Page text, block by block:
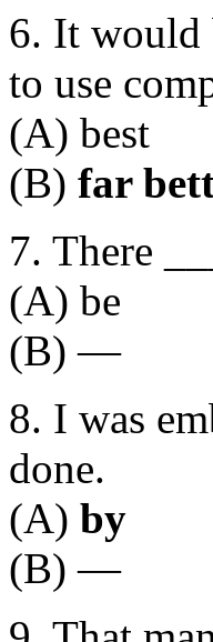
6. It would
to use
(A)
(B) far
7. There
(A) be
(B) —
8. I was
done.
(A) by
(B) —